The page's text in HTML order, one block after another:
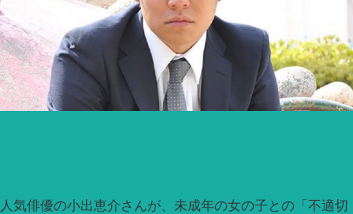
人気俳優の小出恵介さんが、未成年の女の子との「不適切